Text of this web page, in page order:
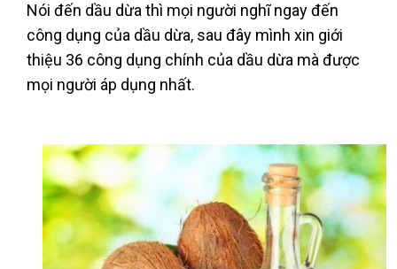
Nói đến dầu dừa thì mọi người nghĩ ngay đến
công dụng của dầu dừa, sau đây mình xin giới
thiệu 36 công dụng chính của dầu dừa mà được
mọi người áp dụng nhất.